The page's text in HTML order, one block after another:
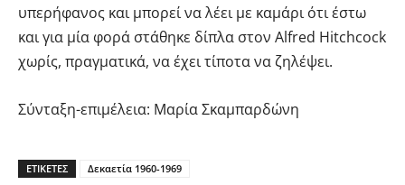
υπερήφανος και μπορεί να λέει με καμάρι ότι έστω
και για μία φορά στάθηκε δίπλα στον Alfred Hitchcock
χωρίς, πραγματικά, να έχει τίποτα να ζηλέψει.
Σύνταξη-επιμέλεια: Μαρία Σκαμπαρδώνη
ΕΤΙΚΕΤΕΣ Δεκαετία 1960-1969